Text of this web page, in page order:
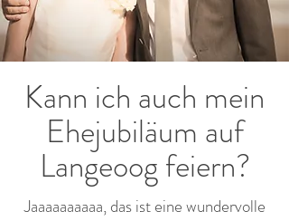
Kann ich auch mein
Ehejubiläum auf
Langeoog feiern?
Jaaaaaaaaaa, das ist eine wundervolle